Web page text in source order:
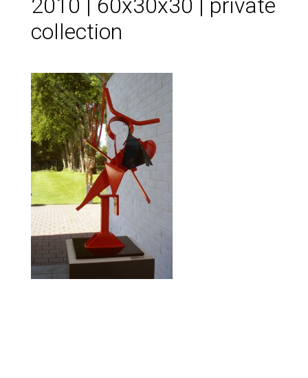
2010 | 60x30x30 | private
collection